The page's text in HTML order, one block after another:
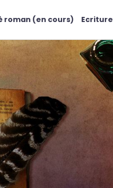
roman (en cours) Ecriture